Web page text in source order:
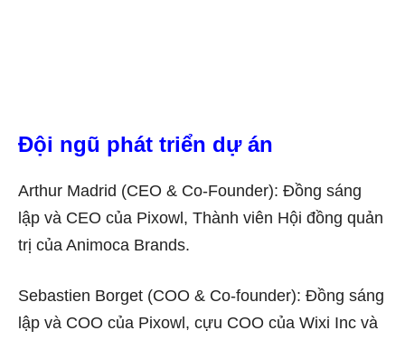
Đội ngũ phát triển dự án
Arthur Madrid (CEO & Co-Founder): Đồng sáng
lập và CEO của Pixowl, Thành viên Hội đồng quản
trị của Animoca Brands.
Sebastien Borget (COO & Co-founder): Đồng sáng
lập và COO của Pixowl, cựu COO của Wixi Inc và